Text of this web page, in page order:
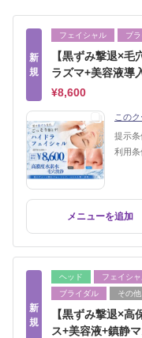
新
規
フェイシャル ブ
【黒ずみ撃退×
ラズマ+美容液導
¥8,600
この
提示条
利用条
メニューを追加
新
規
ヘッド フェイシ
ブライダル
その他
【黒ずみ撃退×
ス+美容液+鎮静